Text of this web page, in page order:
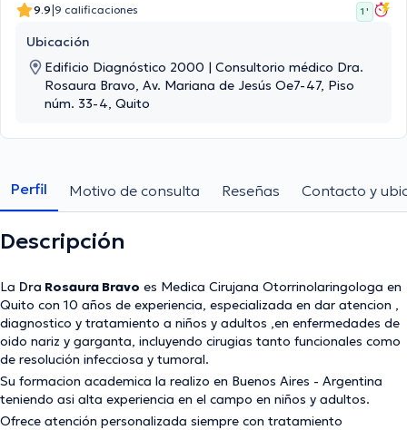
9.9|9 calificaciones 1 '
Ubicación
Edificio Diagnóstico 2000 | Consultorio médico Dra.
Rosaura Bravo, Av. Mariana de Jesús Oe7-47, Piso
núm. 33-4, Quito
Perfil Motivo de consulta Reseñas Contacto y
Descripción
La Dra Rosaura Bravo es Medica Cirujana Otorrinolaringologa en
Quito con 10 años de experiencia, especializada en dar atencion ,
diagnostico y tratamiento a niños y adultos ,en enfermedades de
oido nariz y garganta, incluyendo cirugias tanto funcionales como
de resolución infecciosa y tumoral.
Su formacion academica la realizo en Buenos Aires - Argentina
teniendo asi alta experiencia en el campo en niños y adultos.
Ofrece atención personalizada siempre con tratamiento